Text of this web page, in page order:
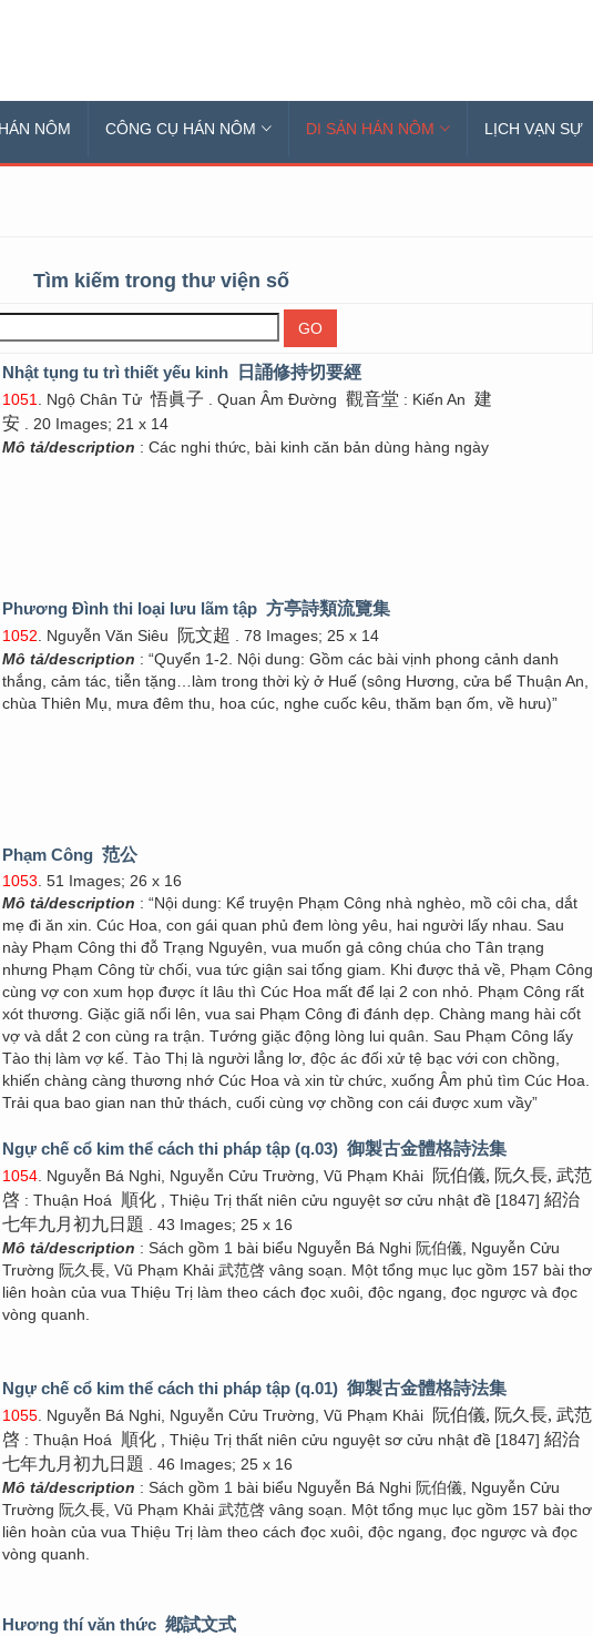
NÔM CÔNG CỤ HÁN NÔM DI SẢN HÁN NÔM LỊCH VẠN SỰ
Tìm kiếm trong thư viện số
Nhật tụng tu trì thiết yếu kinh 日誦修持切要經
1051 . Ngộ Chân Tử 悟眞子 . Quan Âm Đường 觀音堂 : Kiến An 建
安 . 20 Images; 21 x 14
Mô tả/description : Các nghi thức, bài kinh căn bản dùng hàng ngày
Phương Đình thi loại lưu lãm tập 方亭詩類流覽集
1052. Nguyễn Văn Siêu 阮文超 . 78 Images; 25 x 14
Mô tả/description : “Quyển 1-2. Nội dung: Gồm các bài vịnh phong cảnh danh
thắng, cảm tác, tiễn tặng…làm trong thời kỳ ở Huế (sông Hương, cửa bể Thuận An,
chùa Thiên Mụ, mưa đêm thu, hoa cúc, nghe cuốc kêu, thăm bạn ốm, về hưu)”
Phạm Công 范公
1053 . 51 Images; 26 x 16
Mô tả/description : “Nội dung: Kể truyện Phạm Công nhà nghèo, mồ côi cha, dắt
mẹ đi ăn xin. Cúc Hoa, con gái quan phủ đem lòng yêu, hai người lấy nhau. Sau
này Phạm Công thi đỗ Trạng Nguyên, vua muốn gả công chúa cho Tân trạng
nhưng Phạm Công từ chối, vua tức giận sai tống giam. Khi được thả về, Phạm Công
cùng vợ con xum họp được ít lâu thì Cúc Hoa mất để lại 2 con nhỏ. Phạm Công rất
xót thương. Giặc giã nổi lên, vua sai Phạm Công đi đánh dẹp. Chàng mang hài cốt
vợ và dắt 2 con cùng ra trận. Tướng giặc động lòng lui quân. Sau Phạm Công lấy
Tào thị làm vợ kế. Tào Thị là người lẳng lơ, độc ác đối xử tệ bạc với con chồng,
khiến chàng càng thương nhớ Cúc Hoa và xin từ chức, xuống Âm phủ tìm Cúc Hoa.
Trải qua bao gian nan thử thách, cuối cùng vợ chồng con cái được xum vầy”
Ngự chế cổ kim thể cách thi pháp tập (q.03) 御製古金體格詩法集
1054 . Nguyễn Bá Nghi, Nguyễn Cửu Trường, Vũ Phạm Khải
阮伯儀, 阮久長, 武范
啓 : Thuận Hoá 順化 , Thiệu Trị thất niên cửu nguyệt sơ cửu nhật đề [1847] 紹治
七年九月初九日題
. 43 Images; 25 x 16
Mô tả/description : Sách gồm 1 bài biểu Nguyễn Bá Nghi 阮伯儀, Nguyễn Cửu
Trường 阮久長, Vũ Phạm Khải 武范啓 vâng soạn. Một tổng mục lục gồm 157 bài thơ
liên hoàn của vua Thiệu Trị làm theo cách đọc xuôi, độc ngang, đọc ngược và đọc
vòng quanh.
Ngự chế cổ kim thể cách thi pháp tập (q.01) 御製古金體格詩法集
1055 . Nguyễn Bá Nghi, Nguyễn Cửu Trường, Vũ Phạm Khải
阮伯儀, 阮久長, 武范
啓 : Thuận Hoá 順化 , Thiệu Trị thất niên cửu nguyệt sơ cửu nhật đề [1847] 紹治
七年九月初九日題
. 46 Images; 25 x 16
Mô tả/description : Sách gồm 1 bài biểu Nguyễn Bá Nghi 阮伯儀, Nguyễn Cửu
Trường 阮久長, Vũ Phạm Khải 武范啓 vâng soạn. Một tổng mục lục gồm 157 bài thơ
liên hoàn của vua Thiệu Trị làm theo cách đọc xuôi, độc ngang, đọc ngược và đọc
vòng quanh.
Hương thí văn thức 鄕試文式